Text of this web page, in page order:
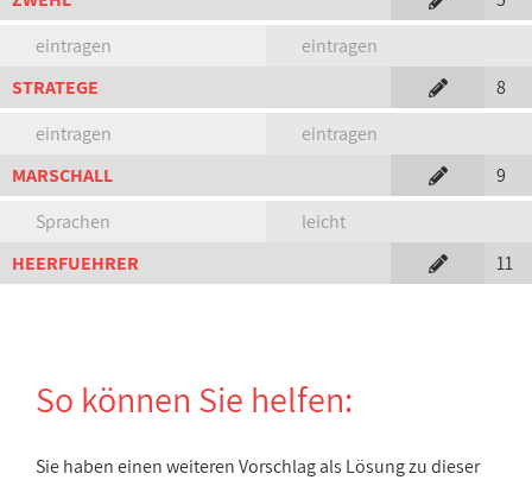
eintragen
eintragen
STRATEGE
8
eintragen
eintragen
MARSCHALL
9
Sprachen
leicht
HEERFUEHRER
11
So können Sie helfen:
Sie haben einen weiteren Vorschlag als Lösung zu dieser